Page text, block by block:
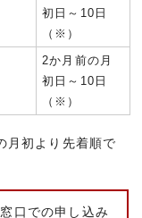
初日～10日
（※）
2か月前の月
初日～10日
（※）
月初より先着順で
口での申し込み